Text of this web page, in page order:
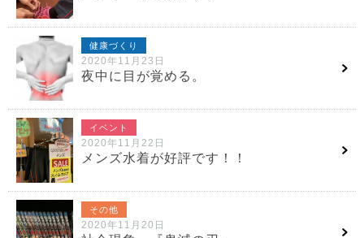
健康づくり
2020年11月23日
夜中に目が覚める。
イベント
2020年11月22日
メンズ水着が好評です！！
その他
2020年11月20日